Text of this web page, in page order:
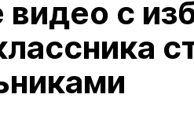
видео c